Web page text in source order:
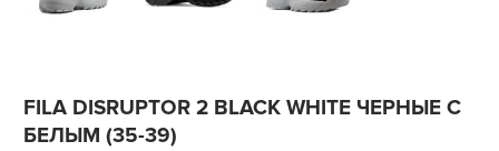
FILA DISRUPTOR 2 BLACK WHITE ЧЕРНЫЕ С
БЕЛЫМ (35-39)